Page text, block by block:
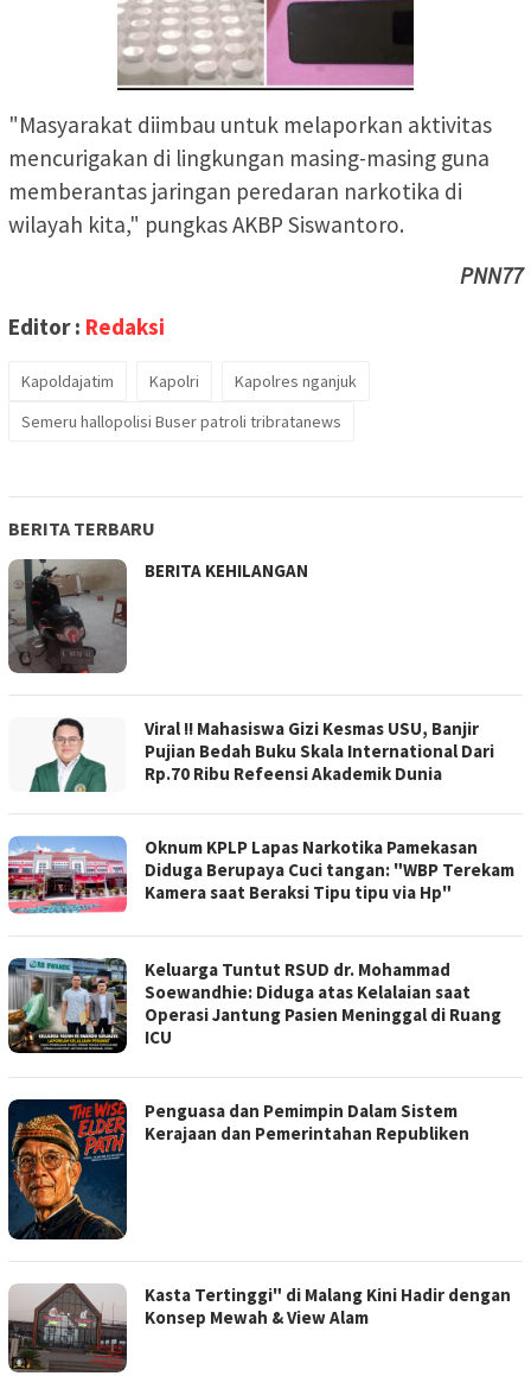
"Masyarakat diimbau untuk melaporkan aktivitas
mencurigakan di lingkungan masing-masing guna
memberantas jaringan peredaran narkotika di
wilayah kita," pungkas AKBP Siswantoro.
PNN77
Editor : Redaksi
Kapoldajatim Kapolri
Kapolres nganjuk
Semeru hallopolisi Buser patroli tribratanews
BERITA TERBARU
BERITA KEHILANGAN
Viral !! Mahasiswa Gizi Kesmas USU, Banjir
Pujian Bedah Buku Skala International Dari
Rp.70 Ribu Refeensi Akademik Dunia
Oknum KPLP Lapas Narkotika Pamekasan
Diduga Berupaya Cuci tangan: "WBP Terekam
Kamera saat Beraksi Tipu tipu via Hp"
Keluarga Tuntut RSUD dr. Mohammad
Soewandhie: Diduga atas Kelalaian saat
Operasi Jantung Pasien Meninggal di Ruang
ICU
Penguasa dan Pemimpin Dalam Sistem
Kerajaan dan Pemerintahan Republiken
Kasta Tertinggi" di Malang Kini Hadir dengan
Konsep Mewah & View Alam